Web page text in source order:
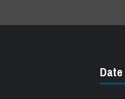
Date